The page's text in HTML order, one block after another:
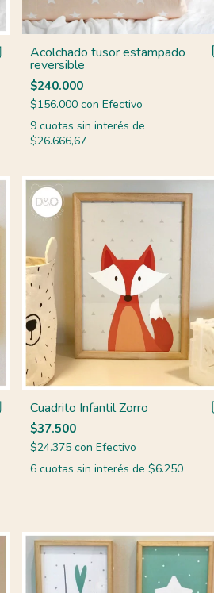
Acolchado tusor estampado
reversible
$240.000
$156.000 con Efectivo
9 cuotas sin interés de
$26.666,67
Cuadrito Infantil Zorro
$37.500
$24.375 con Efectivo
6 cuotas sin interés de $6.250